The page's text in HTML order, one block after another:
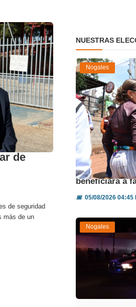
de
de seguridad
más de un
NUESTRAS
Nogales
Avanza obra
beneficiará a
📅05/08/2026 04:45
Nogales